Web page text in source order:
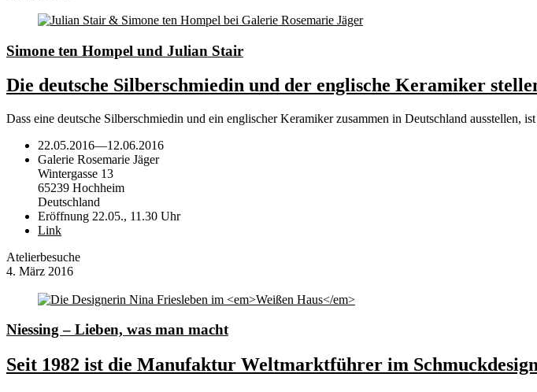
Simone ten Hompel und Julian Stair
Die deutsche Silberschmiedin und der englische Keramiker
Dass eine deutsche Silberschmiedin und ein englischer Keramiker zusammen in Deutschland
22.05.2016—12.06.2016
Galerie Rosemarie Jäger
Wintergasse 13
65239 Hochheim
Deutschland
Eröffnung 22.05., 11.30 Uhr
Link
Atelierbesuche
4. März 2016
Niessing – Lieben, was man macht
Seit 1982 ist die Manufaktur Weltmarktführer im